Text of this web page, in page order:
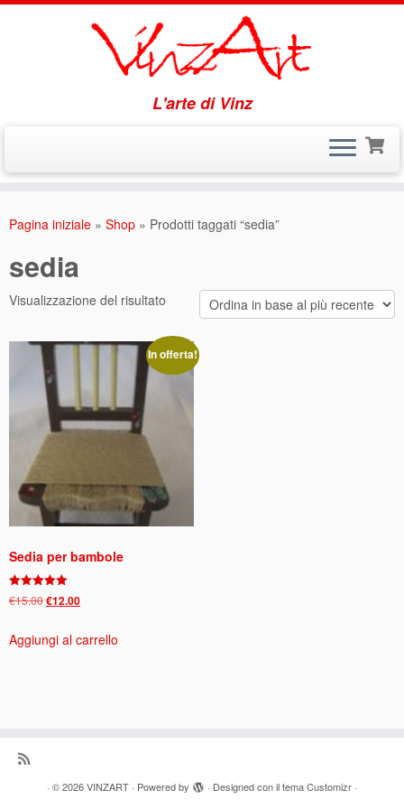
L'arte di Vinz
Pagina iniziale » Shop » Prodotti taggati “sedia”
sedia
Visualizzazione del risultato
In offerta!
Sedia per bambole
Valutato
5.00
€15.00Il
originale
€12.00Il
attuale
Aggiungi al carrello
· © 2026VINZART · Powered by · Designed con iltema Customizr ·